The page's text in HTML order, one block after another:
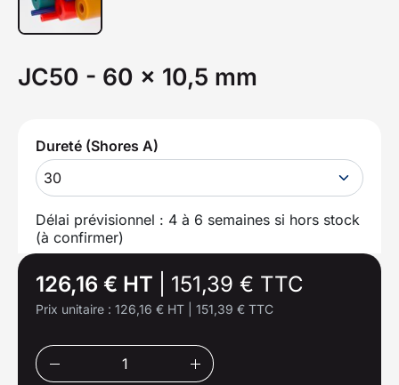
JC50 - 60 x 10,5 mm
Dureté (Shores A)
30
Délai prévisionnel : 4 à 6 semaines si hors stock
(à confirmer)
126,16 € HT 151,39 € TTC
Prix unitaire : 126,16 € HT 151,39 € TTC